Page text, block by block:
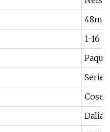
48m,
1-16
Serie